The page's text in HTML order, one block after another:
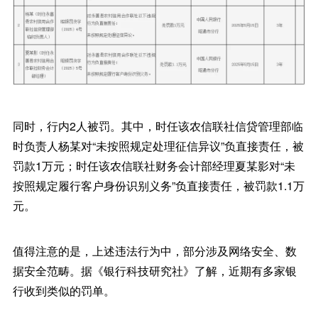
同时，行内2人被罚。其中，时任该农信联社信贷管理部临
时负责人杨某对“未按照规定处理征信异议”负直接责任，被
罚款1万元；时任该农信联社财务会计部经理夏某影对“未
按照规定履行客户身份识别义务”负直接责任，被罚款1.1万
元。
值得注意的是，上述违法行为中，部分涉及网络安全、数
据安全范畴。据《银行科技研究社》了解，近期有多家银
行收到类似的罚单。